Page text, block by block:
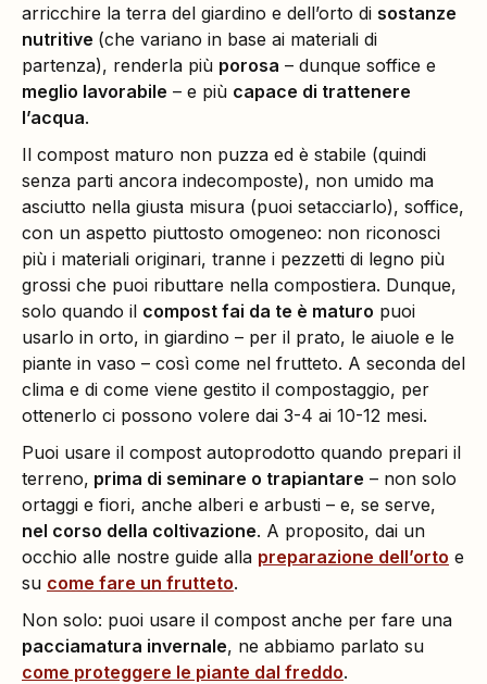
arricchire la terra del giardino e dell’orto di sostanze
nutritive (che variano in base ai materiali di
partenza), renderla più porosa – dunque soffice e
meglio lavorabile – e più capace di trattenere
l’acqua.
Il compost maturo non puzza ed è stabile (quindi
senza parti ancora indecomposte), non umido ma
asciutto nella giusta misura (puoi setacciarlo), soffice,
con un aspetto piuttosto omogeneo: non riconosci
più i materiali originari, tranne i pezzetti di legno più
grossi che puoi ributtare nella compostiera. Dunque,
solo quando il compost fai da te è maturo puoi
usarlo in orto, in giardino – per il prato, le aiuole e le
piante in vaso – così come nel frutteto. A seconda del
clima e di come viene gestito il compostaggio, per
ottenerlo ci possono volere dai 3-4 ai 10-12 mesi.
Puoi usare il compost autoprodotto quando prepari il
terreno, prima di seminare o trapiantare – non solo
ortaggi e fiori, anche alberi e arbusti – e, se serve,
nel corso della coltivazione. A proposito, dai un
occhio alle nostre guide alla preparazione dell’orto e
su come fare un frutteto.
Non solo: puoi usare il compost anche per fare una
pacciamatura invernale, ne abbiamo parlato su
come proteggere le piante dal freddo.